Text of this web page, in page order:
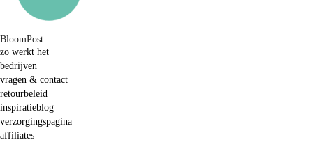
BloomPost
zo werkt het
bedrijven
vragen & contact
retourbeleid
inspiratieblog
verzorgingspagina
affiliates